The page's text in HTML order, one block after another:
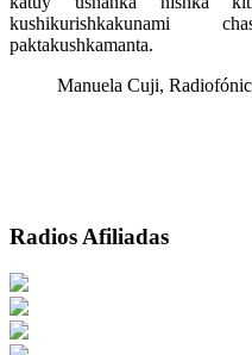
kushikurishkakunami
paktakushkamanta.
Manuela Cuji,
Radios Afiliadas